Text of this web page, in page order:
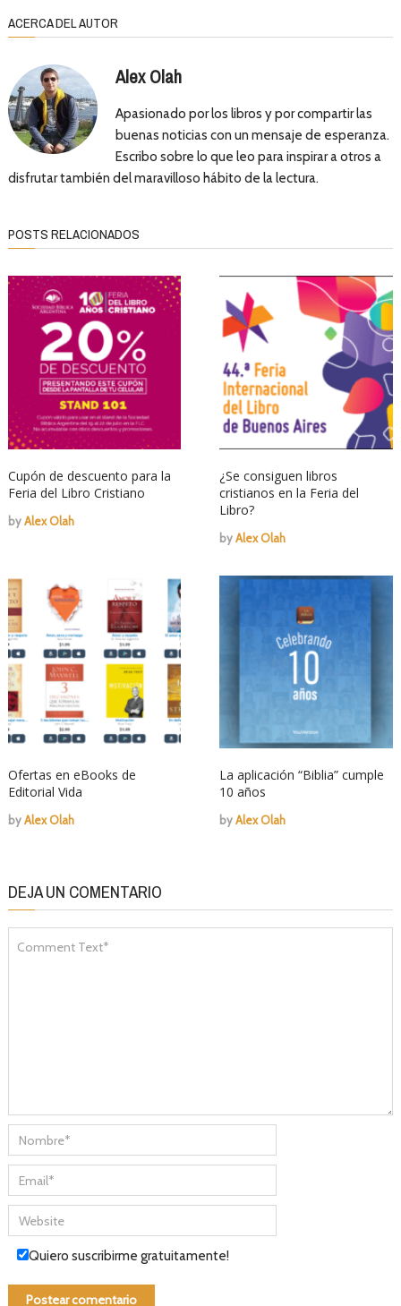
ACERCA DEL AUTOR
Alex Olah
Apasionado por los libros y por compartir las
buenas noticias con un mensaje de esperanza.
Escribo sobre lo que leo para inspirar a otros a
disfrutar también del maravilloso hábito de la lectura.
POSTS RELACIONADOS
Cupón de descuento para la
Feria del Libro Cristiano
byAlex Olah
¿Se consiguen libros
cristianos en la Feria del
Libro?
byAlex Olah
Ofertas en eBooks de
Editorial Vida
byAlex Olah
La aplicación “Biblia” cumple
10 años
byAlex Olah
DEJA UN COMENTARIO
Quiero suscribirme gratuitamente!